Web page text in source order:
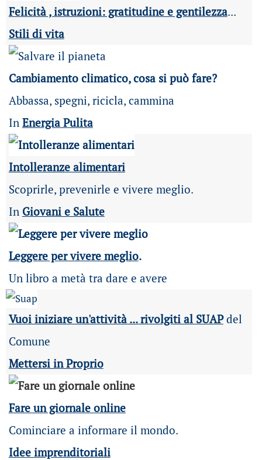
Felicità , istruzioni: gratitudine e gentilezza...
Stili di vita
Cambiamento climatico, cosa si può fare?
Abbassa, spegni, ricicla, cammina
In Energia Pulita
Intolleranze alimentari
Scoprirle, prevenirle e vivere meglio.
In Giovani e Salute
Leggere per vivere meglio.
Un libro a metà tra dare e avere
Vuoi iniziare un'attività ... rivolgiti al SUAPdel
Comune
Mettersi in Proprio
Fare un giornale online
Cominciare a informare il mondo.
Idee imprenditoriali